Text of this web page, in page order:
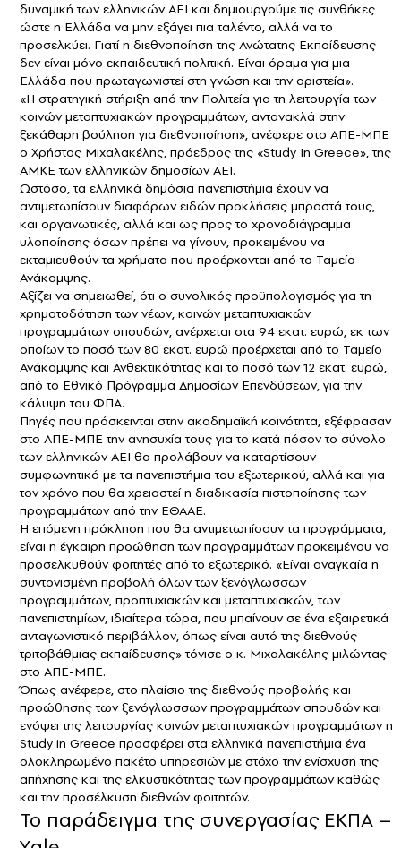
δυναμική των ελληνικών ΑΕΙ και δημιουργούμε τις συνθήκες
ώστε η Ελλάδα να μην εξάγει πια ταλέντο, αλλά να το
προσελκύει. Γιατί η διεθνοποίηση της Ανώτατης Εκπαίδευσης
δεν είναι μόνο εκπαιδευτική πολιτική. Είναι όραμα για μια
Ελλάδα που πρωταγωνιστεί στη γνώση και την αριστεία».
«Η στρατηγική στήριξη από την Πολιτεία για τη λειτουργία των
κοινών μεταπτυχιακών προγραμμάτων, αντανακλά στην
ξεκάθαρη βούληση για διεθνοποίηση», ανέφερε στο ΑΠΕ-ΜΠΕ
ο Χρήστος Μιχαλακέλης, πρόεδρος της «Study In Greece», της
ΑΜΚΕ των ελληνικών δημοσίων ΑΕΙ.
Ωστόσο, τα ελληνικά δημόσια πανεπιστήμια έχουν να
αντιμετωπίσουν διαφόρων ειδών προκλήσεις μπροστά τους,
και οργανωτικές, αλλά και ως προς το χρονοδιάγραμμα
υλοποίησης όσων πρέπει να γίνουν, προκειμένου να
εκταμιευθούν τα χρήματα που προέρχονται από το Ταμείο
Ανάκαμψης.
Αξίζει να σημειωθεί, ότι ο συνολικός προϋπολογισμός για τη
χρηματοδότηση των νέων, κοινών μεταπτυχιακών
προγραμμάτων σπουδών, ανέρχεται στα 94 εκατ. ευρώ, εκ των
οποίων το ποσό των 80 εκατ. ευρώ προέρχεται από το Ταμείο
Ανάκαμψης και Ανθεκτικότητας και το ποσό των 12 εκατ. ευρώ,
από το Εθνικό Πρόγραμμα Δημοσίων Επενδύσεων, για την
κάλυψη του ΦΠΑ.
Πηγές που πρόσκεινται στην ακαδημαϊκή κοινότητα, εξέφρασαν
στο ΑΠΕ-ΜΠΕ την ανησυχία τους για το κατά πόσον το σύνολο
των ελληνικών ΑΕΙ θα προλάβουν να καταρτίσουν
συμφωνητικό με τα πανεπιστήμια του εξωτερικού, αλλά και για
τον χρόνο που θα χρειαστεί η διαδικασία πιστοποίησης των
προγραμμάτων από την ΕΘΑΑΕ.
Η επόμενη πρόκληση που θα αντιμετωπίσουν τα προγράμματα,
είναι η έγκαιρη προώθηση των προγραμμάτων προκειμένου να
προσελκυθούν φοιτητές από το εξωτερικό. «Είναι αναγκαία η
συντονισμένη προβολή όλων των ξενόγλωσσων
προγραμμάτων, προπτυχιακών και μεταπτυχιακών, των
πανεπιστημίων, ιδιαίτερα τώρα, που μπαίνουν σε ένα εξαιρετικά
ανταγωνιστικό περιβάλλον, όπως είναι αυτό της διεθνούς
τριτοβάθμιας εκπαίδευσης» τόνισε ο κ. Μιχαλακέλης μιλώντας
στο ΑΠΕ-ΜΠΕ.
Όπως ανέφερε, στο πλαίσιο της διεθνούς προβολής και
προώθησης των ξενόγλωσσων προγραμμάτων σπουδών και
ενόψει της λειτουργίας κοινών μεταπτυχιακών προγραμμάτων η
Study in Greece προσφέρει στα ελληνικά πανεπιστήμια ένα
ολοκληρωμένο πακέτο υπηρεσιών με στόχο την ενίσχυση της
απήχησης και της ελκυστικότητας των προγραμμάτων καθώς
και την προσέλκυση διεθνών φοιτητών.
Το παράδειγμα της συνεργασίας ΕΚΠΑ –